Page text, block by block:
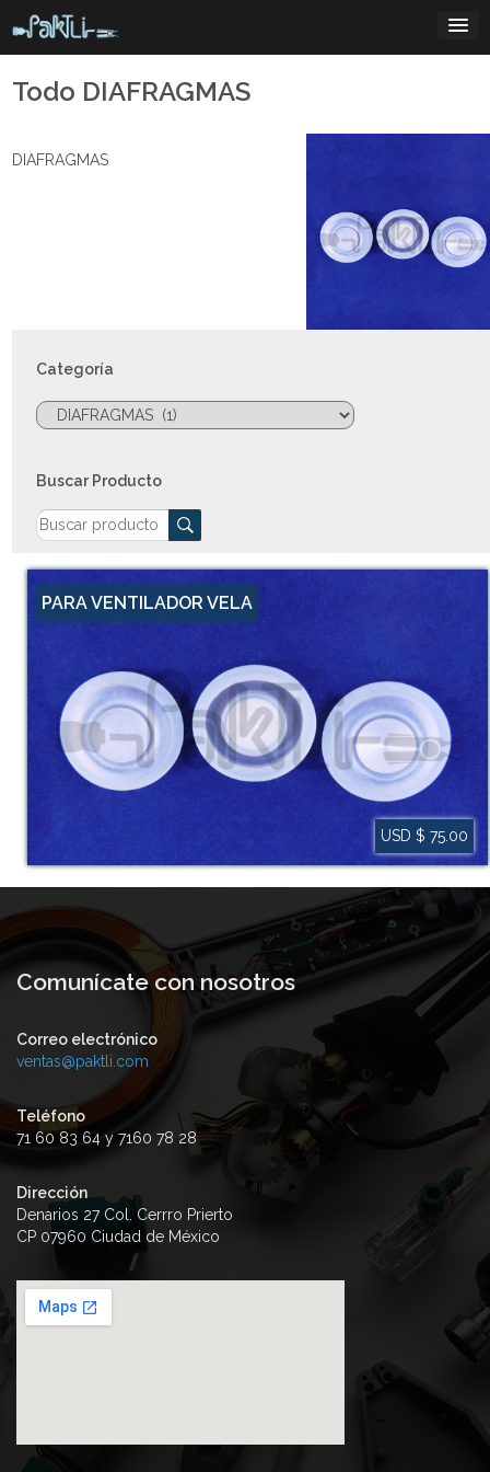
to
content
Todo DIAFRAGMAS
DIAFRAGMAS
Categoría
Buscar Producto
PARA VENTILADOR VELA
USD $ 75.00
Comunícate con nosotros
Correo electrónico
ventas@paktli.com
Teléfono
71 60 83 64 y 7160 78 28
Dirección
Denarios 27 Col. Cerrro Prierto
CP 07960 Ciudad de México